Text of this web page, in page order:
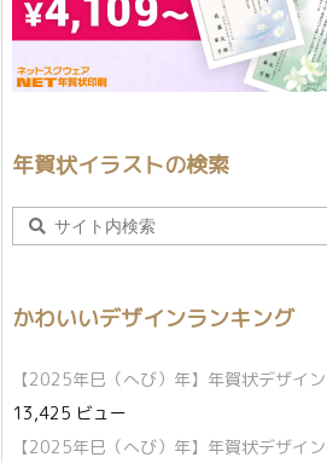
年賀状イラストの検索
かわいいデザインランキング
【2025年巳（へび）年】年賀状デザイ
13,425 ビュー
【2025年巳（へび）年】年賀状デザイ